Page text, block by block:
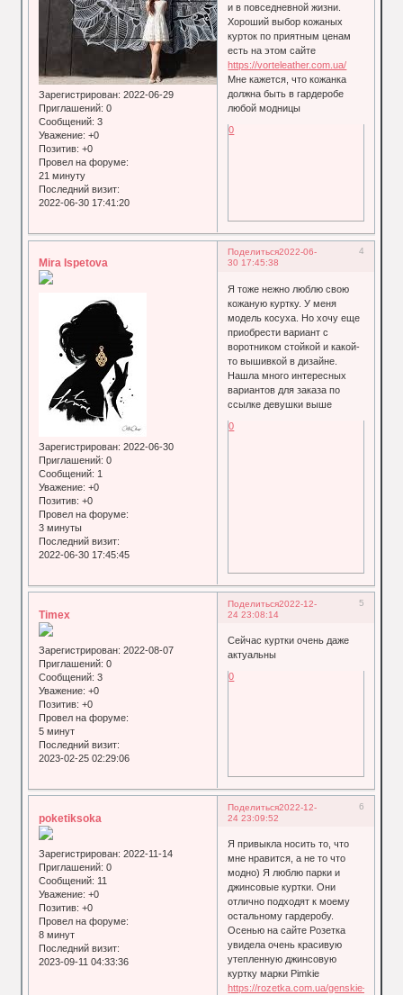
Зарегистрирован: 2022-06-29
Приглашений: 0
Сообщений: 3
Уважение: +0
Позитив: +0
Провел на форуме:
21 минуту
Последний визит:
2022-06-30 17:41:20
и в повседневной жизни.
Хороший выбор кожаных
курток по приятным ценам
есть на этом сайте
https://vorteleather.com.ua/
Мне кажется, что кожанка
должна быть в гардеробе
любой модницы
0
Поделиться 4
2022-06-
30 17:45:38
Mira Ispetova
Зарегистрирован: 2022-06-30
Приглашений: 0
Сообщений: 1
Уважение: +0
Позитив: +0
Провел на форуме:
3 минуты
Последний визит:
2022-06-30 17:45:45
Я тоже нежно люблю свою
кожаную куртку. У меня
модель косуха. Но хочу еще
приобрести вариант с
воротником стойкой и какой-
то вышивкой в дизайне.
Нашла много интересных
вариантов для заказа по
ссылке девушки выше
0
Поделиться 5
2022-12-
24 23:08:14
Timex
Зарегистрирован: 2022-08-07
Приглашений: 0
Сообщений: 3
Уважение: +0
Позитив: +0
Провел на форуме:
5 минут
Последний визит:
2023-02-25 02:29:06
Сейчас куртки очень даже
актуальны
0
Поделиться 6
2022-12-
24 23:09:52
poketiksoka
Зарегистрирован: 2022-11-14
Приглашений: 0
Сообщений: 11
Уважение: +0
Позитив: +0
Провел на форуме:
8 минут
Последний визит:
2023-09-11 04:33:36
Я привыкла носить то, что
мне нравится, а не то что
модно) Я люблю парки и
джинсовые куртки. Они
отлично подходят к моему
остальному гардеробу.
Осенью на сайте Розетка
увидела очень красивую
утепленную джинсовую
куртку марки Pimkie
https://rozetka.com.ua/genskie-